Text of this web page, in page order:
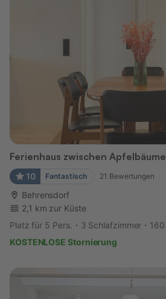
Ferienhaus zwischen
10 Fantastisch 21 Bewertungen
Behrensdorf
2,1 km zur Küste
Platz für 5 Pers.
3 Schlafzimmer
160
KOSTENLOSE Stornierung